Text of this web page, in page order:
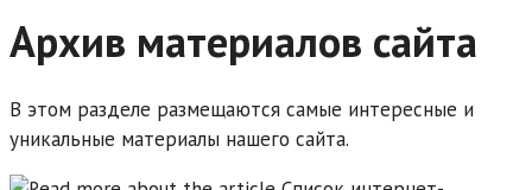
Архив материалов сайта
В этом разделе размещаются самые интересные и
уникальные материалы нашего сайта.